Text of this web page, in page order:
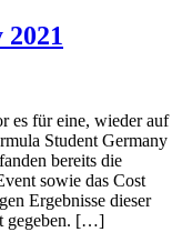
es für eine, wieder auf
Student Germany
bereits die
sowie das Cost
Ergebnisse dieser
gegeben. […]